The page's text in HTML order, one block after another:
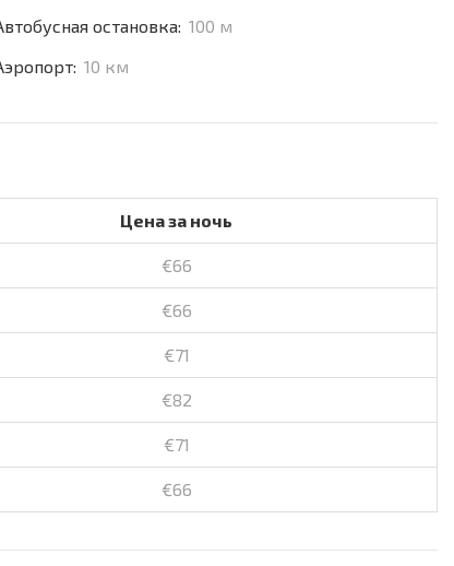
остановка: 100 м
10 км
Цена за ночь
€66
€66
€71
€82
€71
€66